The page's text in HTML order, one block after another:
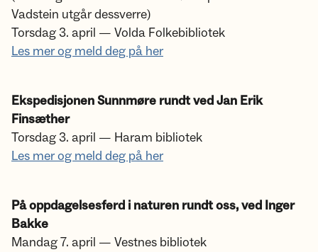
Vadstein utgår dessverre)
Torsdag 3. april — Volda Folkebibliotek
Les mer og meld deg på her
Ekspedisjonen Sunnmøre rundt ved Jan Erik
Finsæther
Torsdag 3. april — Haram bibliotek
Les mer og meld deg på her
På oppdagelsesferd i naturen rundt oss, ved Inger
Bakke
Mandag 7. april — Vestnes bibliotek